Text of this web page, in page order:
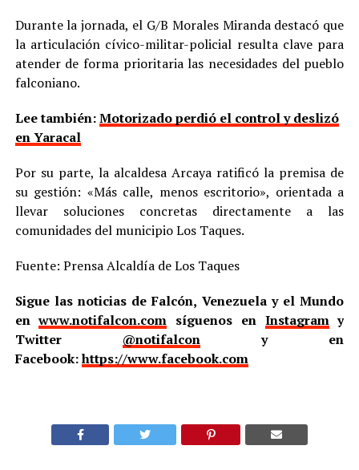
Durante la jornada, el G/B Morales Miranda destacó que
la articulación cívico-militar-policial resulta clave para
atender de forma prioritaria las necesidades del pueblo
falconiano.
Lee también:Motorizado perdió el control y deslizó
en Yaracal
Por su parte, la alcaldesa Arcaya ratificó la premisa de
su gestión: «Más calle, menos escritorio», orientada a
llevar soluciones concretas directamente a las
comunidades del municipio Los Taques.
Fuente: Prensa Alcaldía de Los Taques
Sigue las noticias de Falcón, Venezuela y el Mundo
enwww.notifalcon.com síguenos en Instagramy
Twitter @notifalcony en
Facebook:https://www.facebook.com